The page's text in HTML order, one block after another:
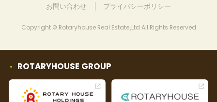
お問い合わせ プライバシーポリシー
Copyright © Rotaryhouse Real Estate.,Ltd All Rights Reserved
ROTARYHOUSE GROUP